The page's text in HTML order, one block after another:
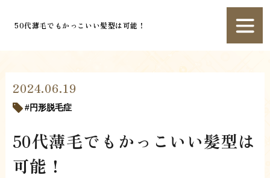
50代薄毛でもかっこいい髪型は可能！
2024.06.19
円形脱毛症
50代薄毛でもかっこいい髪型は
可能！